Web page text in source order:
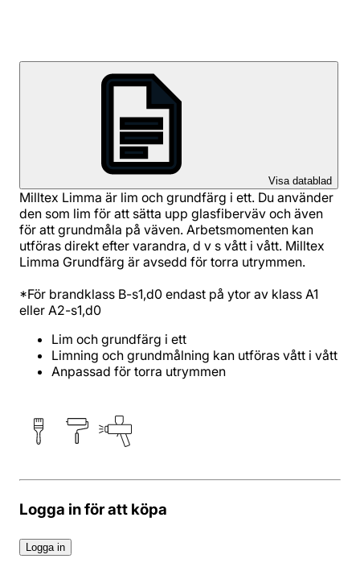
Visa datablad
Milltex Limma är lim och grundfärg i ett. Du använder
den som lim för att sätta upp glasfiberväv och även
för att grundmåla på väven. Arbetsmomenten kan
utföras direkt efter varandra, d v s vått i vått. Milltex
Limma Grundfärg är avsedd för torra utrymmen.
*För brandklass B-s1,d0 endast på ytor av klass A1
eller A2-s1,d0
Lim och grundfärg i ett
Limning och grundmålning kan utföras vått i vått
Anpassad för torra utrymmen
Logga in för att köpa
Logga in